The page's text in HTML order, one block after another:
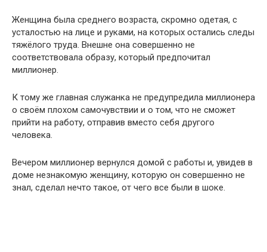
Женщина была среднего возраста, скромно одетая, с
усталостью на лице и руками, на которых остались следы
тяжёлого труда. Внешне она совершенно не
соответствовала образу, который предпочитал
миллионер.
К тому же главная служанка не предупредила миллионера
о своём плохом самочувствии и о том, что не сможет
прийти на работу, отправив вместо себя другого
человека.
Вечером миллионер вернулся домой с работы и, увидев в
доме незнакомую женщину, которую он совершенно не
знал, сделал нечто такое, от чего все были в шоке.